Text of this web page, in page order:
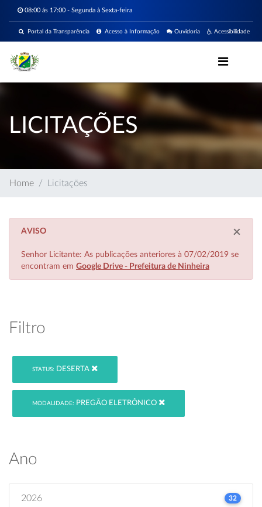
08:00 ás 17:00 - Segunda à Sexta-feira
Acessibilidade
Ouvidoria
Acesso à Informação
Portal da Transparência
LICITAÇÕES
Home Licitações
×
AVISO
Senhor Licitante: As publicações anteriores à 07/02/2019 se
encontram em Google Drive - Prefeitura de Ninheira
Filtro
STATUS: DESERTA
MODALIDADE: PREGÃO ELETRÔNICO
Ano
2026 32